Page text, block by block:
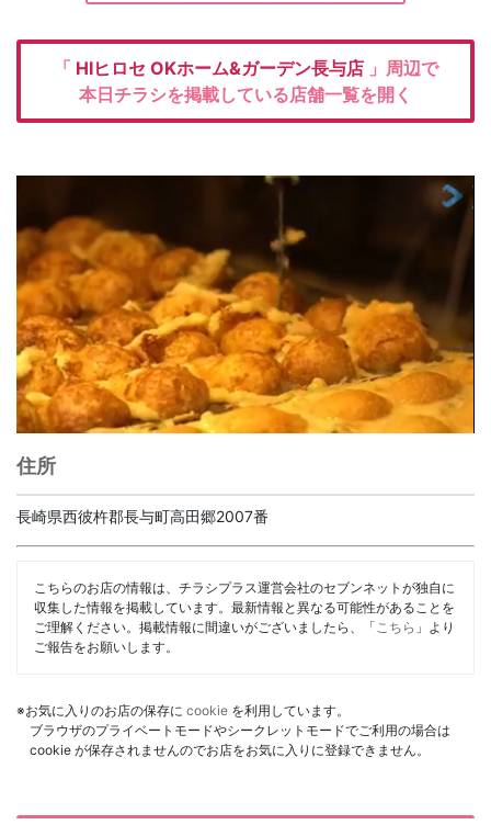
「 HIヒロセ OKホーム&ガーデン長与店 」周辺で
本日チラシを掲載している店舗一覧を開く
住所
長崎県西彼杵郡長与町高田郷2007番
こちらのお店の情報は、チラシプラス運営会社のセブンネットが独自に
収集した情報を掲載しています。最新情報と異なる可能性があることを
ご理解ください。掲載情報に間違いがございましたら、「 こちら 」より
ご報告をお願いします。
※お気に入りのお店の保存に cookie を利用しています。
ブラウザのプライベートモードやシークレットモードでご利用の場合は
cookie が保存されませんのでお店をお気に入りに登録できません。